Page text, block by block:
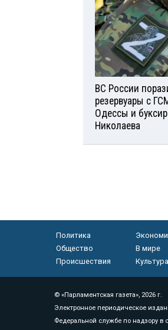
ВС России
резервуары с
Одессы и
Николаева
Политика
Общество
В мире
Происшествия
Культура
© «Парламентская газета», 2026 г.
Электронное периодическое
Федеральной службе по надзору в